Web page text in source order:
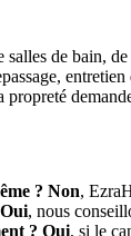
de bain, de
? Non,
Oui, nous
? Oui, si le